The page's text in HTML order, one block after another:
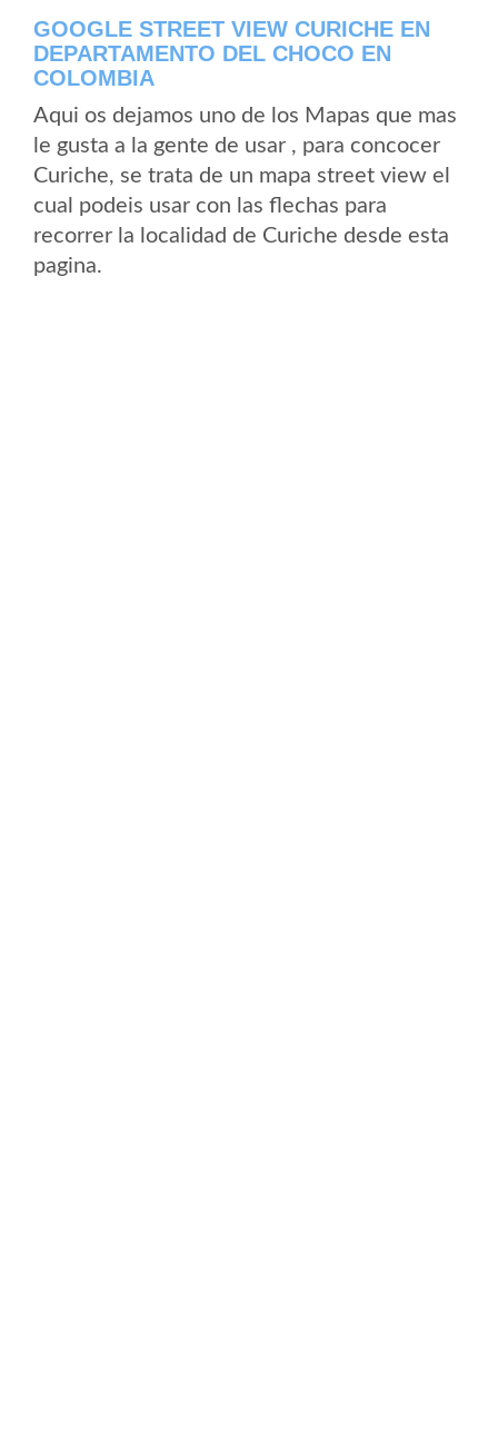
GOOGLE STREET VIEW CURICHE EN
DEPARTAMENTO DEL CHOCO EN
COLOMBIA
Aqui os dejamos uno de los Mapas que mas
le gusta a la gente de usar , para concocer
Curiche, se trata de un mapa street view el
cual podeis usar con las flechas para
recorrer la localidad de Curiche desde esta
pagina.